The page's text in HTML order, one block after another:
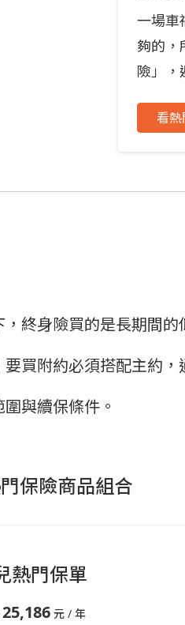
一場車
夠的，
險」，
看熱
終身險買的是長期間
要買附約必須搭配主約
與續保條件。
保險商品組合
熱門保單
25,186元 / 年